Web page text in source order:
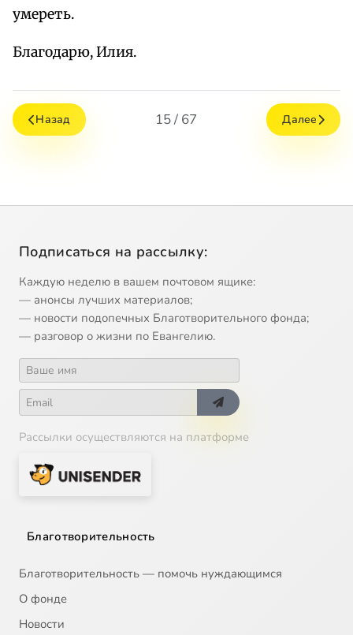
умереть.
Благодарю, Илия.
Назад 15 / 67 Далее
Подписаться на рассылку:
Каждую неделю в вашем почтовом ящике:
— анонсы лучших материалов;
— новости подопечных Благотворительного фонда;
— разговор о жизни по Евангелию.
Рассылки осуществляются на платформе
Благотворительность
Благотворительность — помочь нуждающимся
О фонде
Новости